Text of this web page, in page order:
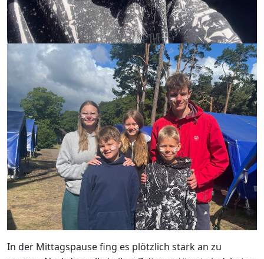
In der Mittagspause fing es plötzlich stark an zu